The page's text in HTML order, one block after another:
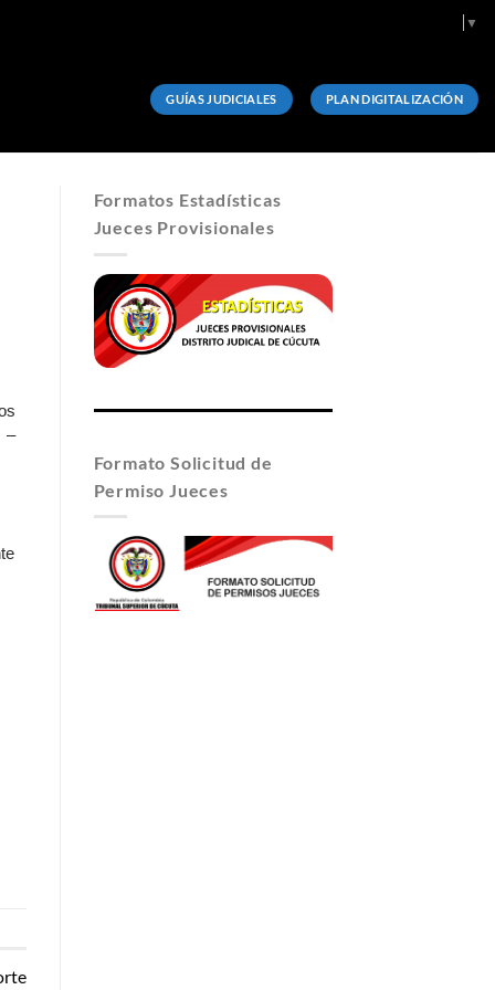
▼
GUÍAS JUDICIALES PLAN DIGITALIZACIÓN
–
Formatos Estadísticas
Jueces Provisionales
Formato Solicitud de
Permiso Jueces